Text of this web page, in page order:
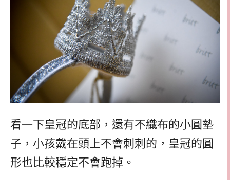
看一下皇冠的底部，還有不織布的小圓墊
子，小孩戴在頭上不會刺刺的，皇冠的圓
形也比較穩定不會跑掉。